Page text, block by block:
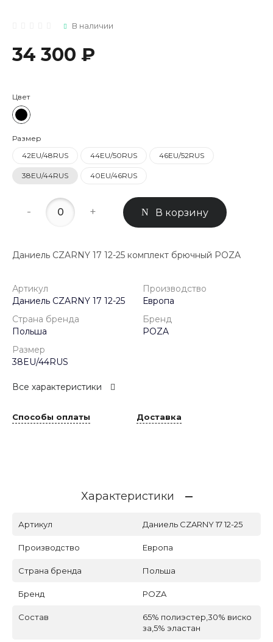
В наличии
34 300 ₽
Цвет
Размер
42EU/48RUS
44EU/50RUS 46EU/52RUS
38EU/44RUS 40EU/46RUS
- + В корзину
Даниель CZARNY 17 12-25 комплект брючный POZA
Артикул
Даниель CZARNY 17 12-25
Производство
Европа
Страна бренда
Польша
Бренд
POZA
Размер
38EU/44RUS
Все характеристики
Способы оплаты Доставка
Характеристики
Артикул Даниель CZARNY 17 12-25
Производство Европа
Страна бренда Польша
Бренд POZA
Состав
65% полиэстер,30% виско
за,5% эластан